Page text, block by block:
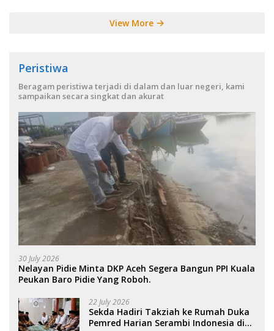
View More
Peristiwa
Beragam peristiwa terjadi di dalam dan luar negeri, kami
sampaikan secara singkat dan akurat
30 July 2026
Nelayan Pidie Minta DKP Aceh Segera Bangun PPI Kuala
Peukan Baro Pidie Yang Roboh.
22 July 2026
Sekda Hadiri Takziah ke Rumah Duka
Pemred Harian Serambi Indonesia di